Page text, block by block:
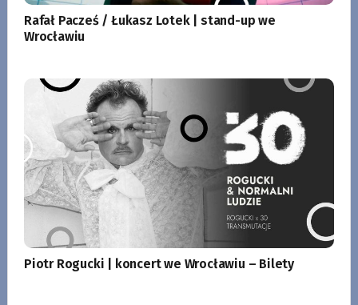
Rafał Pacześ / Łukasz Lotek | stand-up we
Wrocławiu
Piotr Rogucki | koncert we Wrocławiu – Bilety